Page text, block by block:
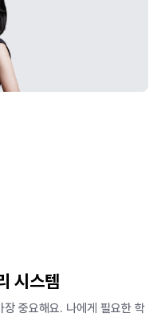
시스템
중요해요. 나에게 필요한 학